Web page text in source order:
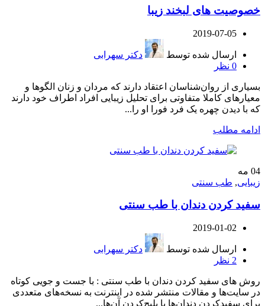
خصوصیت های لبخند زیبا
2019-07-05
ارسال شده توسط
دکتر سهرابی
0 نظر
بسیاری از روان‌شناسان اعتقاد دارند که مردان و زنان الگوها و
معیارهای کاملا متفاوتی برای تحلیل زیبایی افراد اطراف خود دارند
که با دیدن چهره یک فرد فورا او را...
ادامه مطلب
04 مه
زیبایی, طب سنتی
سفید کردن دندان با طب سنتی
2019-01-02
ارسال شده توسط
دکتر سهرابی
2 نظر
روش های سفید کردن دندان با طب سنتی : با جست‌ و‌ جویی کوتاه
در سایت‌ها و مقالات منتشر شده در اینترنت به نسخه‌های متعددی
برای سفیدکردن دندان‌ها یا بلیج‌کردن آن‌ها...